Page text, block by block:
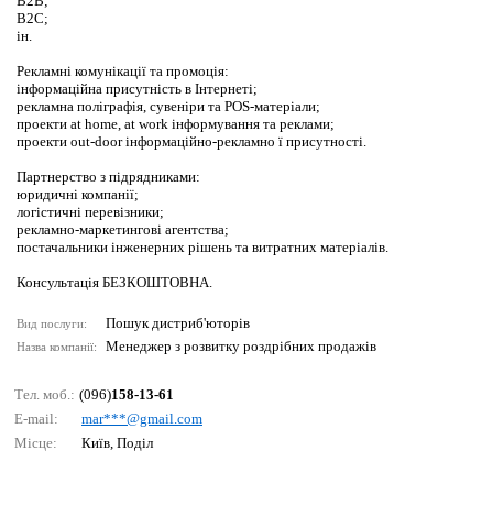
B2C;
ін.
Рекламні комунікації та промоція:
інформаційна присутність в Інтернеті;
рекламна поліграфія, сувеніри та POS-матеріали;
проекти at home, at work інформування та реклами;
проекти out-door інформаційно-рекламно ї присутності.
Партнерство з підрядниками:
юридичні компанії;
логістичні перевізники;
рекламно-маркетингові агентства;
постачальники інженерних рішень та витратних матеріалів.
Консультація БЕЗКОШТОВНА.
Вид послуги: Пошук дистриб'юторів
Назва компанії: Менеджер з розвитку роздрібних продажів
Тел. моб.: (096)158-13-61
E-mail:
mаr***@gmаil.соm
Місце:
Київ, Поділ